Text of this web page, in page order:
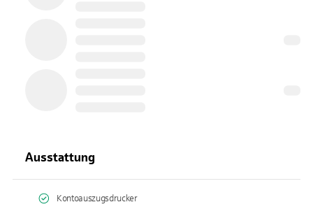
Ausstattung
Kontoauszugsdrucker